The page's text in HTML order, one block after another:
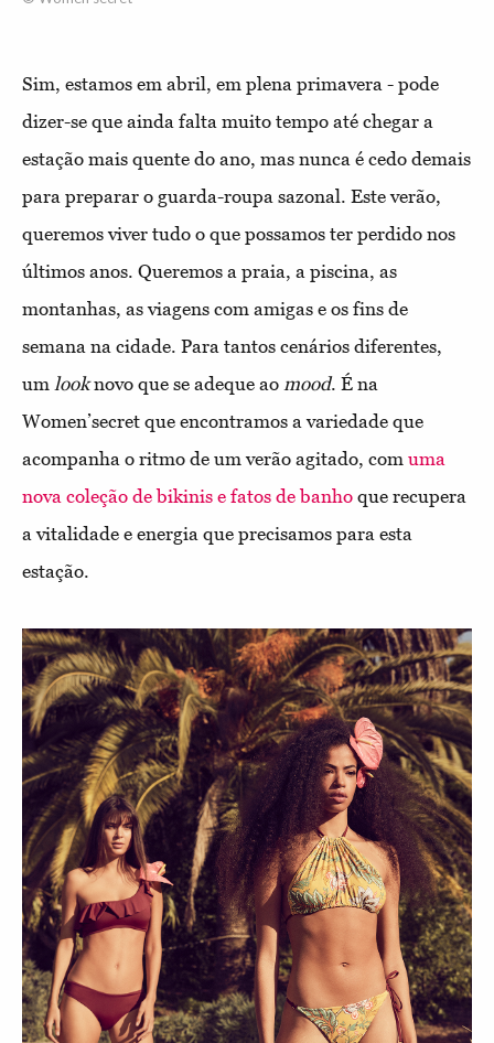
Sim, estamos em abril, em plena primavera - pode
dizer-se que ainda falta muito tempo até chegar a
estação mais quente do ano, mas nunca é cedo demais
para preparar o guarda-roupa sazonal. Este verão,
queremos viver tudo o que possamos ter perdido nos
últimos anos. Queremos a praia, a piscina, as
montanhas, as viagens com amigas e os fins de
semana na cidade. Para tantos cenários diferentes,
um looknovo que se adeque ao mood. É na
Women’secret que encontramos a variedade que
acompanha o ritmo de um verão agitado, com uma
nova coleção de bikinis e fatos de banho que recupera
a vitalidade e energia que precisamos para esta
estação.